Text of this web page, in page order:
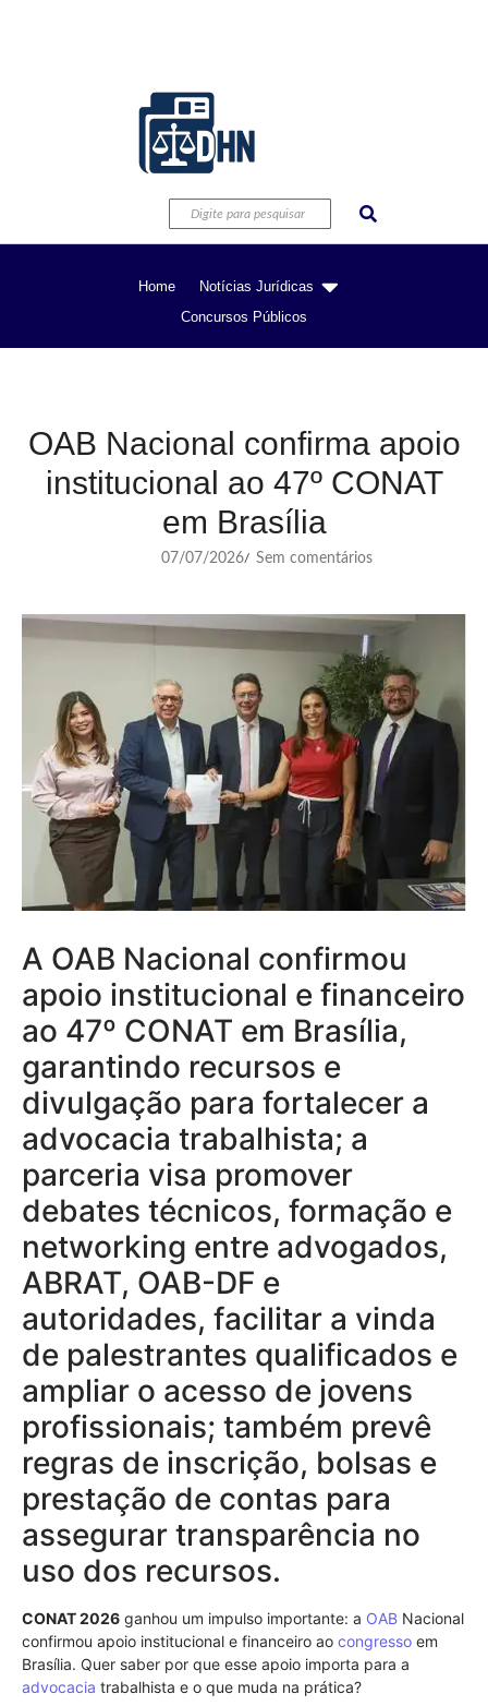
Home
Notícias Jurídicas
Concursos Públicos
OAB Nacional confirma apoio
institucional ao 47º CONAT
em Brasília
07/07/2026/ Sem comentários
A OAB Nacional confirmou
apoio institucional e financeiro
ao 47º CONAT em Brasília,
garantindo recursos e
divulgação para fortalecer a
advocacia trabalhista; a
parceria visa promover
debates técnicos, formação e
networking entre advogados,
ABRAT, OAB-DF e
autoridades, facilitar a vinda
de palestrantes qualificados e
ampliar o acesso de jovens
profissionais; também prevê
regras de inscrição, bolsas e
prestação de contas para
assegurar transparência no
uso dos recursos.
CONAT 2026 ganhou um impulso importante: a OAB Nacional
confirmou apoio institucional e financeiro ao congresso em
Brasília. Quer saber por que esse apoio importa para a
advocacia trabalhista e o que muda na prática?